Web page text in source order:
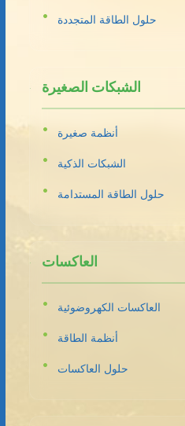
حلول الطاقة المتجددة
الشبكات الصغيرة
أنظمة صغيرة
الشبكات الذكية
حلول الطاقة المستدامة
العاكسات
العاكسات الكهروضوئية
أنظمة الطاقة
حلول العاكسات